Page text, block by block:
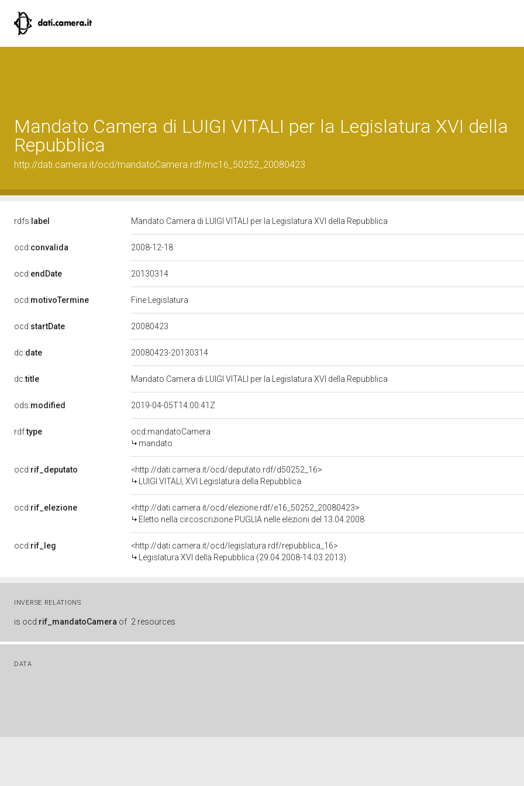
Mandato Camera di LUIGI VITALI per la Legislatura XVI della
Repubblica
http://dati.camera.it/ocd/mandatoCamera.rdf/mc16_50252_20080423
rdfs: label Mandato Camera di LUIGI VITALI per la Legislatura XVI della Repubblica
ocd:convalida 2008-12-18
ocd:endDate 20130314
ocd:motivoTermine Fine Legislatura
ocd:startDate 20080423
dc:date 20080423-20130314
dc:title Mandato Camera di LUIGI VITALI per la Legislatura XVI della Repubblica
ods:modified 2019-04-05T14:00:41Z
rdf:type
ocd:mandatoCamera
mandato
ocd:rif_deputato
<http://dati.camera.it/ocd/deputato.rdf/d50252_16>
LUIGI VITALI, XVI Legislatura della Repubblica
ocd:rif_elezione
<http://dati.camera.it/ocd/elezione.rdf/e16_50252_20080423>
Eletto nella circoscrizione PUGLIA nelle elezioni del 13.04.2008
ocd:rif_leg
<http://dati.camera.it/ocd/legislatura.rdf/repubblica_16>
Legislatura XVI della Repubblica (29.04.2008-14.03.2013)
INVERSE RELATIONS
is ocd:rif_mandatoCamera of 2 resources
DATA